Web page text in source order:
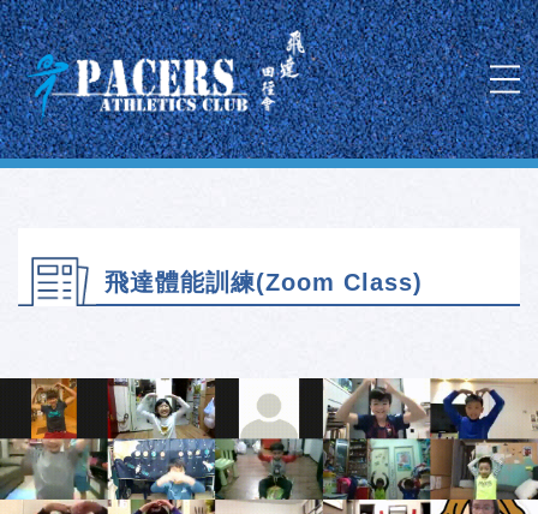
飛達體能訓練(Zoom Class)